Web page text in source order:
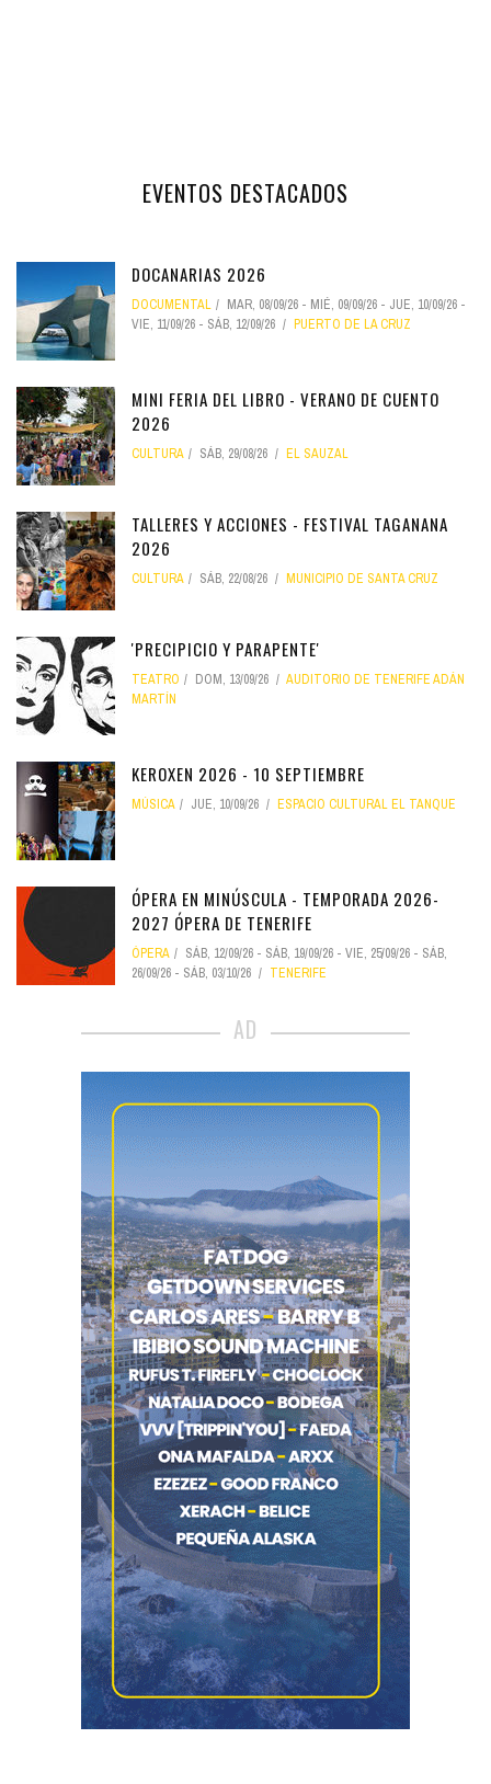
EVENTOS DESTACADOS
DOCANARIAS 2026
DOCUMENTAL MAR, 08/09/26 - MIÉ, 09/09/26 - JUE, 10/09/26 -
VIE, 11/09/26 - SÁB, 12/09/26 PUERTO DE LA CRUZ
MINI FERIA DEL LIBRO - VERANO DE CUENTO
2026
CULTURA SÁB, 29/08/26 EL SAUZAL
TALLERES Y ACCIONES - FESTIVAL TAGANANA
2026
CULTURA SÁB, 22/08/26 MUNICIPIO DE SANTA CRUZ
'PRECIPICIO Y PARAPENTE'
TEATRO DOM, 13/09/26
AUDITORIO DE TENERIFE ADÁN
MARTÍN
KEROXEN 2026 - 10 SEPTIEMBRE
MÚSICA JUE, 10/09/26 ESPACIO CULTURAL EL TANQUE
ÓPERA EN MINÚSCULA - TEMPORADA 2026-
2027 ÓPERA DE TENERIFE
ÓPERA SÁB, 12/09/26 - SÁB, 19/09/26 - VIE, 25/09/26 - SÁB,
26/09/26 - SÁB, 03/10/26 TENERIFE
AD